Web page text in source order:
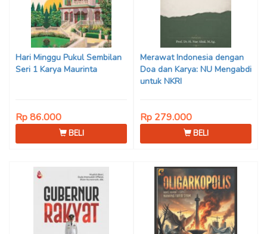
Hari Minggu Pukul Sembilan
Seri 1 Karya Maurinta
Rp 86.000
BELI
Merawat Indonesia dengan
Doa dan Karya: NU Mengabdi
untuk NKRI
Rp 279.000
BELI